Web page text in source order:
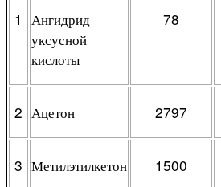
1 Ангидрид
уксусной
кислоты
78
2 Ацетон 2797
3 Метилэтилкетон 1500